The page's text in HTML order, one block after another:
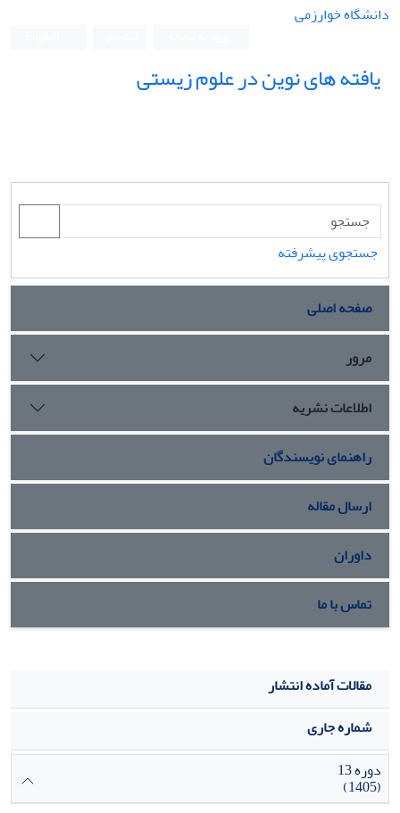
دانشگاه خوارزمی
یافته های نوین در علوم زیستی
جستجوی پیشرفته
صفحه اصلی
مرور
اطلاعات نشریه
راهنمای نویسندگان
ارسال مقاله
داوران
تماس با ما
مقالات آماده انتشار
شماره جاری
دوره 13
(1405)